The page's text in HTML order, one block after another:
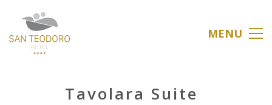
MENU
Tavolara Suite